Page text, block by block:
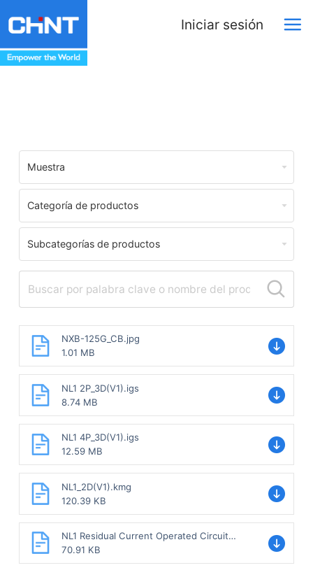
Iniciar sesión
Muestra
Categoría de productos
Subcategorías de productos
NXB-125G_CB.jpg
1.01 MB
NL1 2P_3D(V1).igs
8.74 MB
NL1 4P_3D(V1).igs
12.59 MB
NL1_2D(V1).kmg
120.39 KB
NL1 Residual Current Operated Circuit
Breaker without over-current protection
(Magnetic) Sample.pdf
70.91 KB